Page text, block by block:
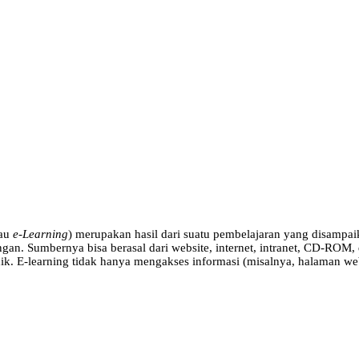
e-Learning) merupakan hasil dari suatu pembelajaran yang
Sumbernya bisa berasal dari website, internet, intranet, CD-
E-learning tidak hanya mengakses informasi (misalnya, halaman